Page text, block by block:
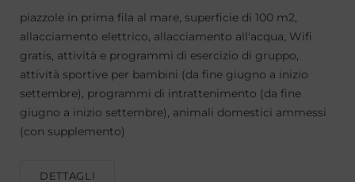
piazzole in prima fila al mare, superficie di 100 m2,
allacciamento elettrico, allacciamento all'acqua, Wifi
gratis, attività e programmi di esercizio di gruppo,
attività sportive per bambini (da fine giugno a inizio
settembre), programmi di intrattenimento (da fine
giugno a inizio settembre), animali domestici ammessi
(con supplemento)
DETTAGLI